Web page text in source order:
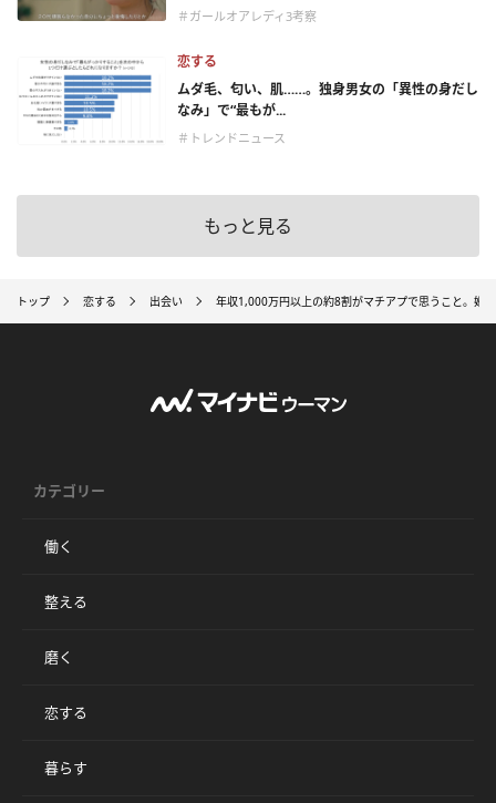
＃ガールオアレディ3考察
恋する
ムダ毛、匂い、肌……。独身男女の「異性の身だし
なみ」で“最もが...
＃トレンドニュース
もっと見る
トップ 恋する 出会い 年収1,000万円以上の約8割がマチアプで思うこと。婚
カテゴリー
働く
整える
磨く
恋する
暮らす